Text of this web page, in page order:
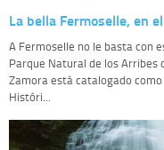
La bella Fermoselle, en
A Fermoselle no le basta con
Parque Natural de los Arribes
Zamora está catalogado
Históri...